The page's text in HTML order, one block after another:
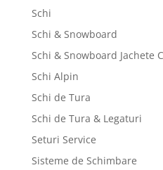
Schi
Schi & Snowboard
Schi & Snowboard Jachete
Schi Alpin
Schi de Tura
Schi de Tura & Legaturi
Seturi Service
Sisteme de Schimbare